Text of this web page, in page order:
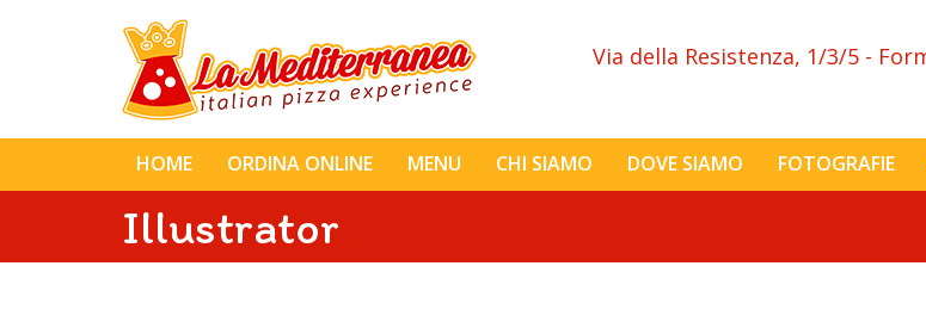
Via della Resistenza, 1/3/5 -
HOME ORDINA ONLINE MENU CHI SIAMO DOVE SIAMO FOTOGRAFIE
Illustrator